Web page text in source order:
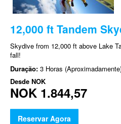
12,000 ft Tandem
Skydive from 12,000 ft above Lake
fall!
Duração: 3 Horas
Desde NOK
NOK 1.844,57
Reservar Agora